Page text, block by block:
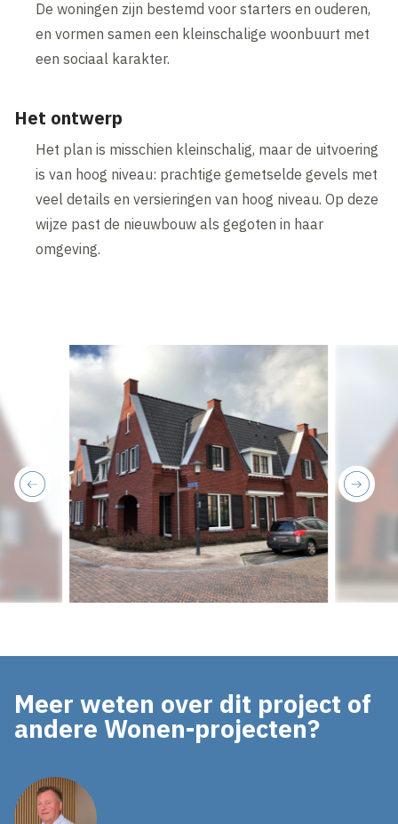
De woningen zijn bestemd voor starters en ouderen,
en vormen samen een kleinschalige woonbuurt met
een sociaal karakter.
Het ontwerp
Het plan is misschien kleinschalig, maar de uitvoering
is van hoog niveau: prachtige gemetselde gevels met
veel details en versieringen van hoog niveau. Op deze
wijze past de nieuwbouw als gegoten in haar
omgeving.
next
previous
Meer weten over dit project of
andere Wonen-projecten?